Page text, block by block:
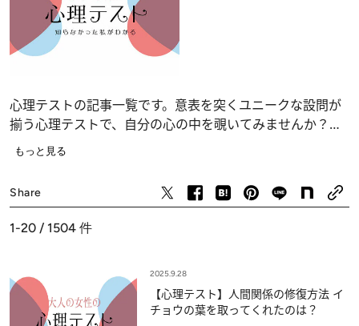
心理テストの記事一覧です。意表を突くユニークな設問が
揃う心理テストで、自分の心の中を覗いてみませんか？
恋愛、仕事、人間関係の深層心理……、自分でも気づかな
もっと見る
Share
1-20 / 1504 件
2025.9.28
【心理テスト】人間関係の修復方法 イ
チョウの葉を取ってくれたのは？